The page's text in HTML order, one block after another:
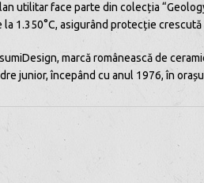
utilitar face parte din colecția
1.350°C, asigurând protecție
marcă românească de
junior, începând cu anul 1976, în